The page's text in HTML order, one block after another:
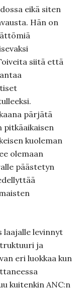
eikä siten
Hän on
siitä että
pärjätä
pitkäaikaisen
kuoleman
olemaan
päästetyn
laajalle levinnyt
ja
eri luokkaa kun
kuitenkin ANC:n